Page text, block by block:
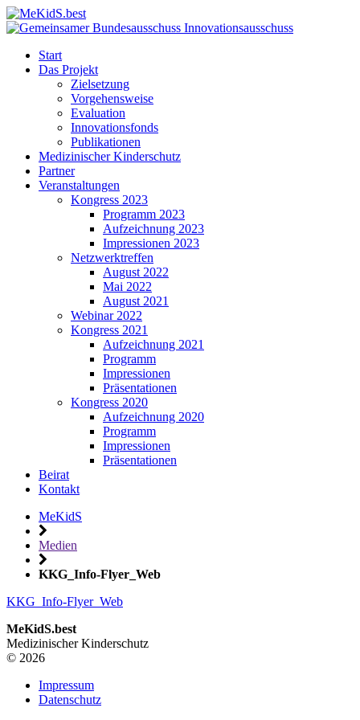
Start
Das Projekt
Zielsetzung
Vorgehensweise
Evaluation
Innovationsfonds
Publikationen
Medizinischer Kinderschutz
Partner
Veranstaltungen
Kongress 2023
Programm 2023
Aufzeichnung 2023
Impressionen 2023
Netzwerktreffen
August 2022
Mai 2022
August 2021
Webinar 2022
Kongress 2021
Aufzeichnung 2021
Programm
Impressionen
Präsentationen
Kongress 2020
Aufzeichnung 2020
Programm
Impressionen
Präsentationen
Beirat
Kontakt
MeKidS
Medien
KKG_Info-Flyer_Web
KKG_Info-Flyer_Web
MeKidS.best
Medizinischer Kinderschutz
© 2026
Impressum
Datenschutz